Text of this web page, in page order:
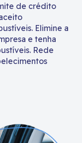
de crédito
Elimine a
e tenha
Rede